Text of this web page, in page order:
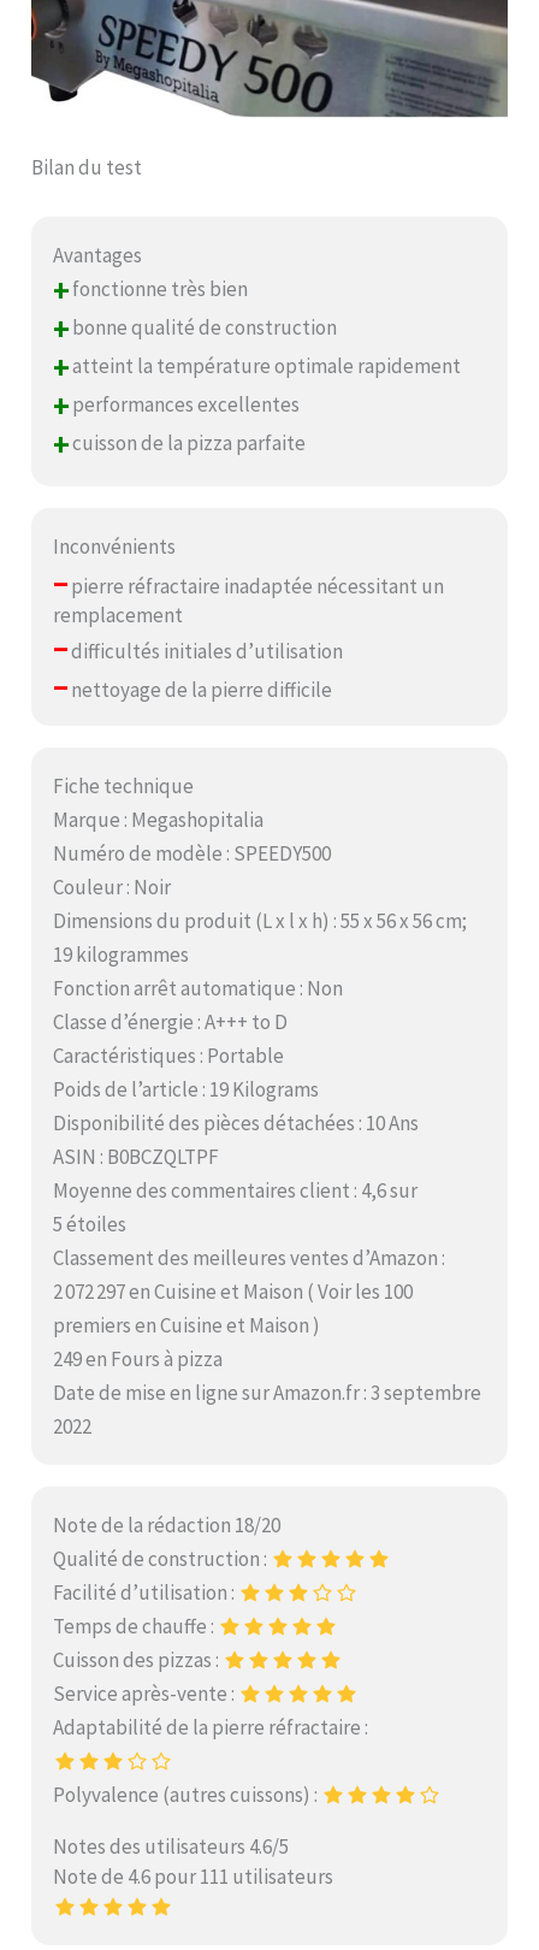
Bilan du test
Avantages
+fonctionne très bien
+bonne qualité de construction
+atteint la température optimale rapidement
+performances excellentes
+cuisson de la pizza parfaite
Inconvénients
–pierre réfractaire inadaptée nécessitant un
remplacement
–difficultés initiales d’utilisation
–nettoyage de la pierre difficile
Fiche technique
Marque : Megashopitalia
Numéro de modèle : SPEEDY500
Couleur : Noir
Dimensions du produit (L x l x h) : 55 x 56 x 56 cm;
19 kilogrammes
Fonction arrêt automatique : Non
Classe d’énergie : A+++ to D
Caractéristiques : Portable
Poids de l’article : 19 Kilograms
Disponibilité des pièces détachées : 10 Ans
ASIN : B0BCZQLTPF
Moyenne des commentaires client : 4,6 sur
5 étoiles
Classement des meilleures ventes d’Amazon :
2 072 297 en Cuisine et Maison ( Voir les 100
premiers en Cuisine et Maison )
249 en Fours à pizza
Date de mise en ligne sur Amazon.fr : 3 septembre
2022
Note de la rédaction 18/20
Qualité de construction :
Facilité d’utilisation :
Temps de chauffe :
Cuisson des pizzas :
Service après-vente :
Adaptabilité de la pierre réfractaire :
Polyvalence (autres cuissons) :
Notes des utilisateurs 4.6/5
Note de 4.6 pour 111 utilisateurs